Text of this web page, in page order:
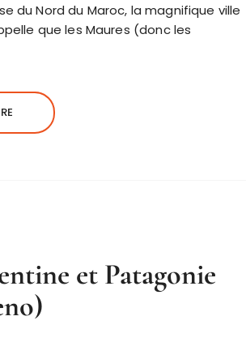
du Nord du Maroc, la magnifique ville
que les Maures (donc les
et Patagonie